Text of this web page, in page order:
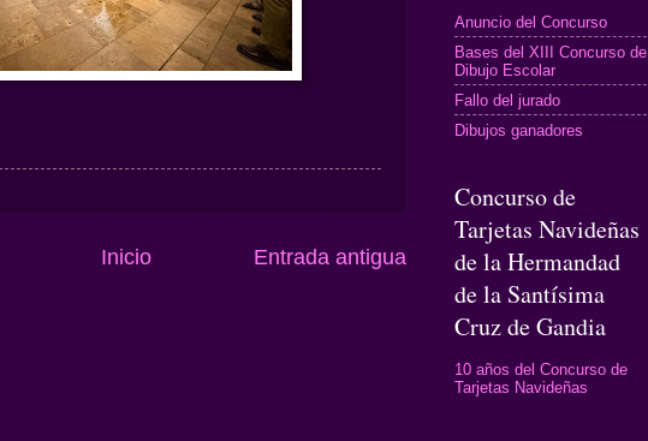
Entrada antigua
Inicio
Anuncio del Concurso
Bases del XIII Concurso de
Dibujo Escolar
Fallo del jurado
Dibujos ganadores
Concurso de
Tarjetas Navideñas
de la Hermandad
de la Santísima
Cruz de Gandia
10 años del Concurso de
Tarjetas Navideñas